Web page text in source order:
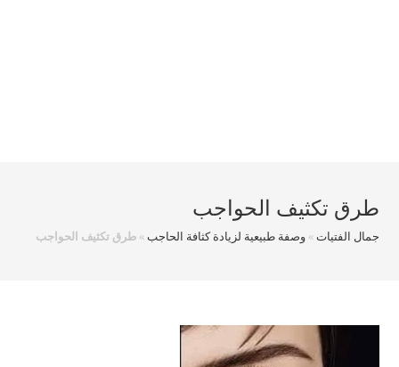
طرق تكثيف الحواجب
جمال الفتيات»وصفة طبيعية لزيادة كثافة الحاجب»طرق تكثيف الحواجب